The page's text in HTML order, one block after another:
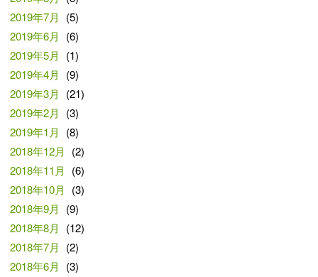
2019年7月
(5)
2019年6月
(6)
2019年5月
(1)
2019年4月
(9)
2019年3月
(21)
2019年2月
(3)
2019年1月
(8)
2018年12月
(2)
2018年11月
(6)
2018年10月
(3)
2018年9月
(9)
2018年8月
(12)
2018年7月
(2)
2018年6月
(3)